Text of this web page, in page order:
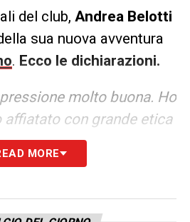
del club, Andrea Belotti
sua nuova avventura
. Ecco le dichiarazioni.
molto buona. Ho
affiatato con grande etica
Sarà sicuramente una
ogni partita conta,
MORE